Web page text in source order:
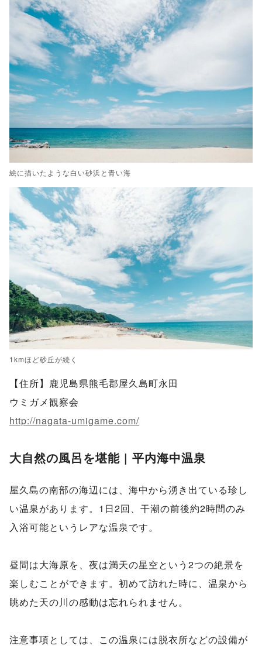
絵に描いたような白い砂浜と青い海
1kmほど砂丘が続く
【住所】鹿児島県熊毛郡屋久島町永田
ウミガメ観察会
http://nagata-umigame.com/
大自然の風呂を堪能 | 平内海中温泉
屋久島の南部の海辺には、海中から湧き出ている珍し
い温泉があります。1日2回、干潮の前後約2時間のみ
入浴可能というレアな温泉です。
昼間は大海原を、夜は満天の星空という2つの絶景を
楽しむことができます。初めて訪れた時に、温泉から
眺めた天の川の感動は忘れられません。
注意事項としては、この温泉には脱衣所などの設備が